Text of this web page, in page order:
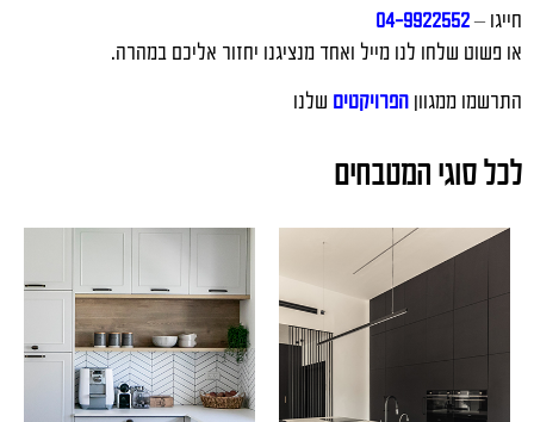
חייגו –04-9922552
או פשוט שלחו לנו מייל ואחד מנציגנו יחזור אליכם במהרה.
התרשמו ממגוון הפרויקטים שלנו
לכל סוגי המטבחים